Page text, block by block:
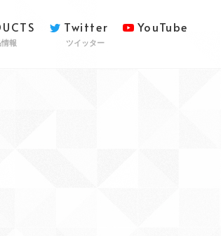
報
Twitter
ツイッター
YouTube